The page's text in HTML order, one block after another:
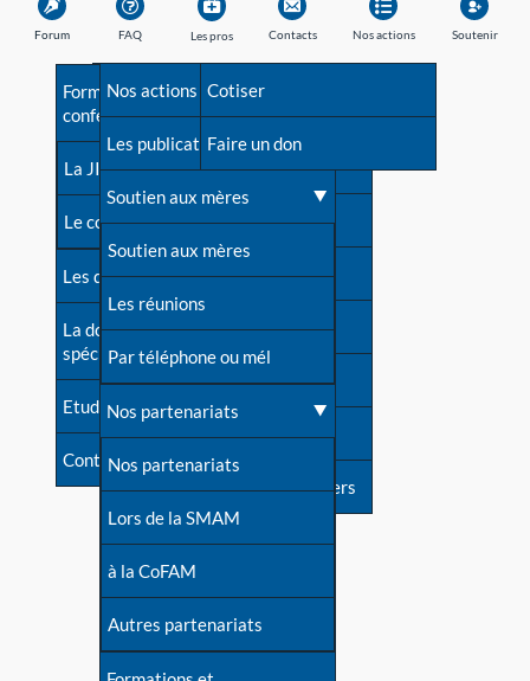
Forum FAQ
Avant la naissance
Les débuts
Une difficulté d'allaitement ?
Cas particuliers
Mythes et vérités
Devenir animatrice ?
Une question sur le site
Les pros
Formations et
conférences
La JIA
Le congrès
Les dossiers de l'allaitement
La documentation
spécialisée
Etudes récentes
Contact
Contacts
Besoin d'aide?
Répertoire de tous les
contacts
Contact presse
Dossier de presse
Soutenir LLL
Livre d'or
Forum
S'inscrire à nos newsletters
Nos actions
Nos actions
Les publications
Soutien aux mères
Soutien aux mères
Les réunions
Par téléphone ou mél
Nos partenariats
Nos partenariats
Lors de la SMAM
à la CoFAM
Autres partenariats
Soutenir
Cotiser
Faire un don